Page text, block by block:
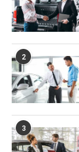
2
3